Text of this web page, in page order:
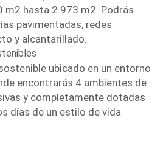
m2 hasta 2.973 m2. Podrás
pavimentadas, redes
y alcantarillado.
ubicado en un entorno
encontrarás 4 ambientes de
y completamente dotadas
días de un estilo de vida